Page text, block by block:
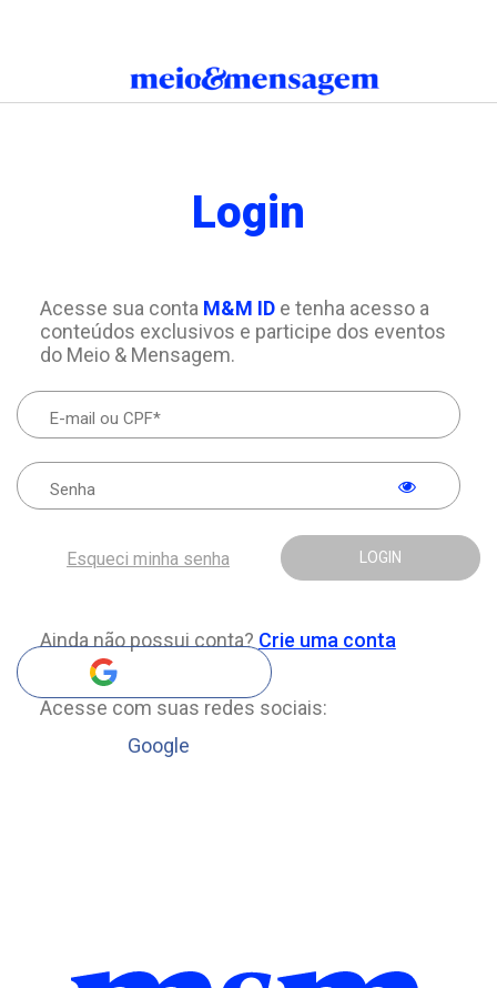
Login
Acesse sua conta M&M IDe tenha acesso a
conteúdos exclusivos e participe dos eventos
do Meio & Mensagem.
LOGIN
Esqueci minha senha
Ainda não possui conta? Crie uma conta
Acesse com suas redes sociais:
Google